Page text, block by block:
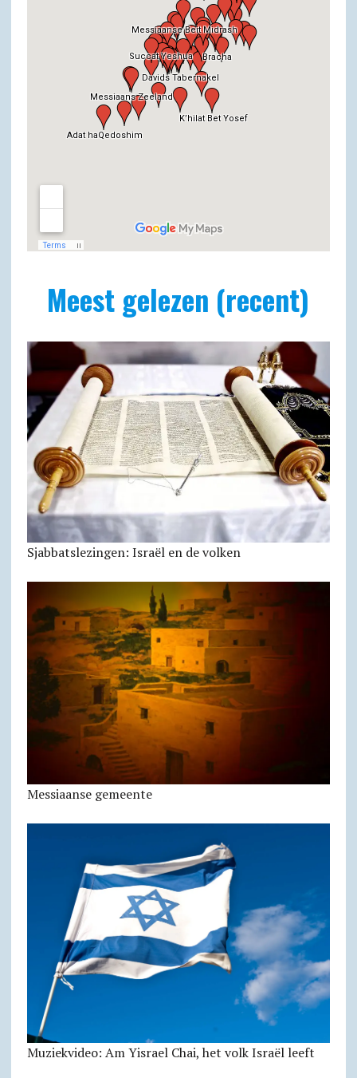
Meest gelezen (recent)
Sjabbatslezingen: Israël en de volken
Messiaanse gemeente
Muziekvideo: Am Yisrael Chai, het volk Israël leeft